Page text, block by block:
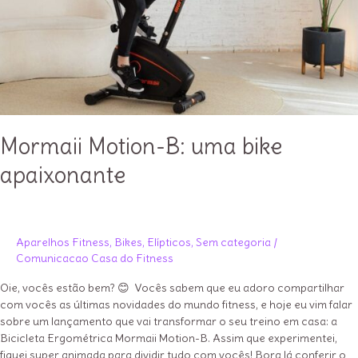
Mormaii Motion-B: uma bike
apaixonante
Aparelhos Fitness, Bikes, Elípticos, Sem categoria /
Comunicacao Casa do Fitness
Oie, vocês estão bem? 😊 Vocês sabem que eu adoro compartilhar
com vocês as últimas novidades do mundo fitness, e hoje eu vim falar
sobre um lançamento que vai transformar o seu treino em casa: a
Bicicleta Ergométrica Mormaii Motion-B. Assim que experimentei,
fiquei super animada para dividir tudo com vocês! Bora lá conferir o